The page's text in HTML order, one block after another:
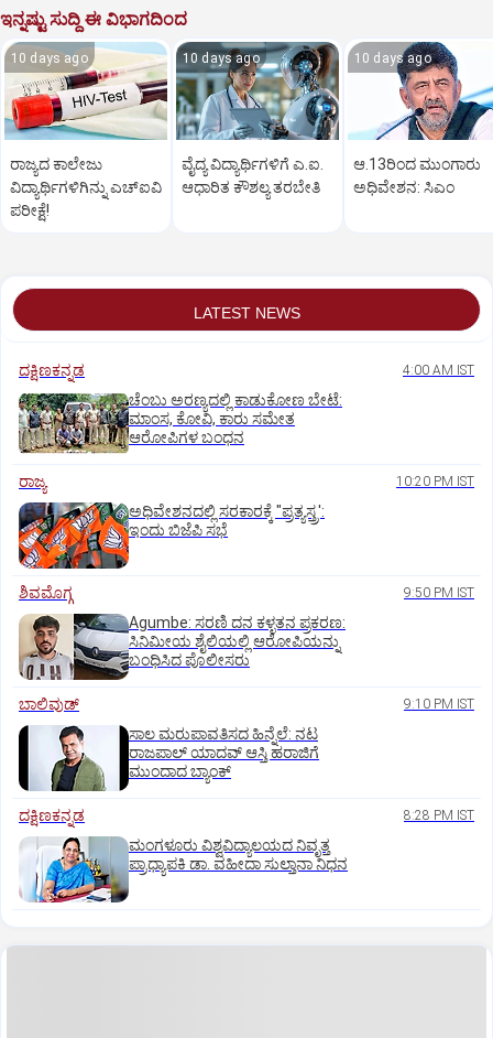
ಇನ್ನಷ್ಟು ಸುದ್ದಿ ಈ ವಿಭಾಗದಿಂದ
10 days ago
ರಾಜ್ಯದ ಕಾಲೇಜು
ವಿದ್ಯಾರ್ಥಿಗಳಿಗಿನ್ನು ಎಚ್‌ಐವಿ
ಪರೀಕ್ಷೆ!
10 days ago
ವೈದ್ಯ ವಿದ್ಯಾರ್ಥಿಗಳಿಗೆ ಎ.ಐ.
ಆಧಾರಿತ ಕೌಶಲ್ಯ ತರಬೇತಿ
10 days ago
ಆ.13ರಿಂದ ಮುಂಗಾರು
ಅಧಿವೇಶನ: ಸಿಎಂ
LATEST NEWS
ದಕ್ಷಿಣಕನ್ನಡ 4:00 AM IST
ಚೆಂಬು ಅರಣ್ಯದಲ್ಲಿ ಕಾಡುಕೋಣ ಬೇಟೆ:
ಮಾಂಸ, ಕೋವಿ, ಕಾರು ಸಮೇತ
ಆರೋಪಿಗಳ ಬಂಧನ
ರಾಜ್ಯ 10:20 PM IST
ಅಧಿವೇಶನದಲ್ಲಿ ಸರಕಾರಕ್ಕೆ "ಪ್ರತ್ಯಸ್ತ್ರ':
ಇಂದು ಬಿಜೆಪಿ ಸಭೆ
ಶಿವಮೊಗ್ಗ 9:50 PM IST
Agumbe: ಸರಣಿ ದನ ಕಳ್ಳತನ ಪ್ರಕರಣ:
ಸಿನಿಮೀಯ ಶೈಲಿಯಲ್ಲಿ ಆರೋಪಿಯನ್ನು
ಬಂಧಿಸಿದ ಪೊಲೀಸರು
ಬಾಲಿವುಡ್‌ 9:10 PM IST
ಸಾಲ ಮರುಪಾವತಿಸದ ಹಿನ್ನೆಲೆ: ನಟ
ರಾಜಪಾಲ್ ಯಾದವ್‌ ಆಸ್ತಿ ಹರಾಜಿಗೆ
ಮುಂದಾದ ಬ್ಯಾಂಕ್
ದಕ್ಷಿಣಕನ್ನಡ 8:28 PM IST
ಮಂಗಳೂರು ವಿಶ್ವವಿದ್ಯಾಲಯದ ನಿವೃತ್ತ
ಪ್ರಾಧ್ಯಾಪಕಿ ಡಾ. ವಹೀದಾ ಸುಲ್ತಾನಾ ನಿಧನ